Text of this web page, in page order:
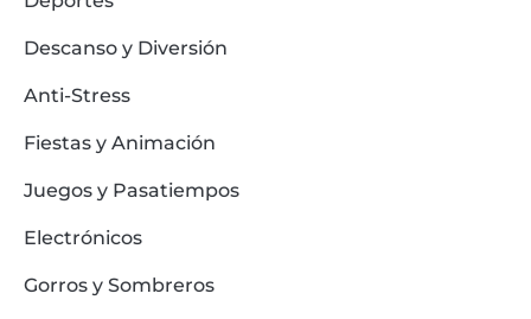
Descanso y Diversión
Anti-Stress
Fiestas y Animación
Juegos y Pasatiempos
Electrónicos
Gorros y Sombreros